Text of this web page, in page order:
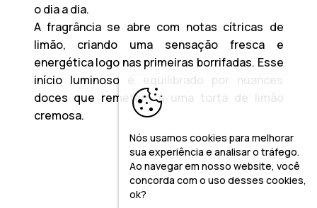
o dia a dia.
A fragrância se abre com notas cítricas de
limão, criando uma sensação fresca e
energética logo nas primeiras borrifadas. Esse
início luminoso é equilibrado por nuances
doces que remetem a uma torta de limão
cremosa.
Nós usamos cookies para melhorar
sua experiência e analisar o tráfego.
Ao navegar em nosso website, você
concorda com o uso desses cookies,
ok?